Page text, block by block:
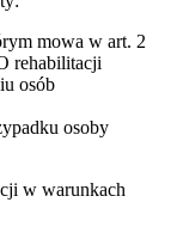
mowa w art. 2
rehabilitacji
osób
osoby
w warunkach